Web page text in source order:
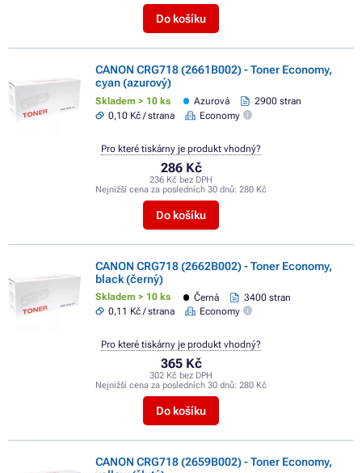
Do košíku
CANON CRG718 (2661B002) - Toner Economy,
cyan (azurový)
Skladem > 10 ks Azurová
2900 stran
0,10 Kč / strana
Economy
286 Kč
236 Kč bez DPH
Nejnižší cena za posledních 30 dnů: 280 Kč
Do košíku
Pro které tiskárny je produkt vhodný?
CANON CRG718 (2662B002) - Toner Economy,
black (černý)
Skladem > 10 ks Černá
3400 stran
0,11 Kč / strana
Economy
365 Kč
302 Kč bez DPH
Nejnižší cena za posledních 30 dnů: 280 Kč
Do košíku
Pro které tiskárny je produkt vhodný?
CANON CRG718 (2659B002) - Toner Economy,